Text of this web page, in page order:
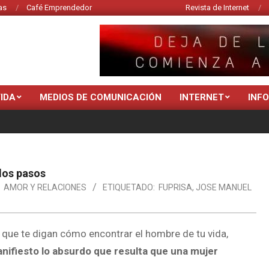
Café Emprendedor Revista de Internet
MEDIOS DE COMUNICACIÓN INTERNET
pasos
AMOR Y RELACIONES ETIQUETADO: FUPRISA, JOSE MANUEL
te digan cómo encontrar el hombre de tu vida,
lo absurdo que resulta que una mujer